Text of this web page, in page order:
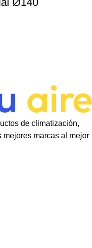
de climatización,
mejores marcas al mejor